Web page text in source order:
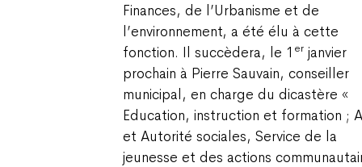
Finances, de l’Urbanisme et de
l’environnement, a été élu à cette
fonction. Il succèdera, le 1 er janvier
prochain à Pierre Sauvain, conseiller
municipal, en charge du dicastère «
Education, instruction et formation ;
et Autorité sociales, Service de la
jeunesse et des actions